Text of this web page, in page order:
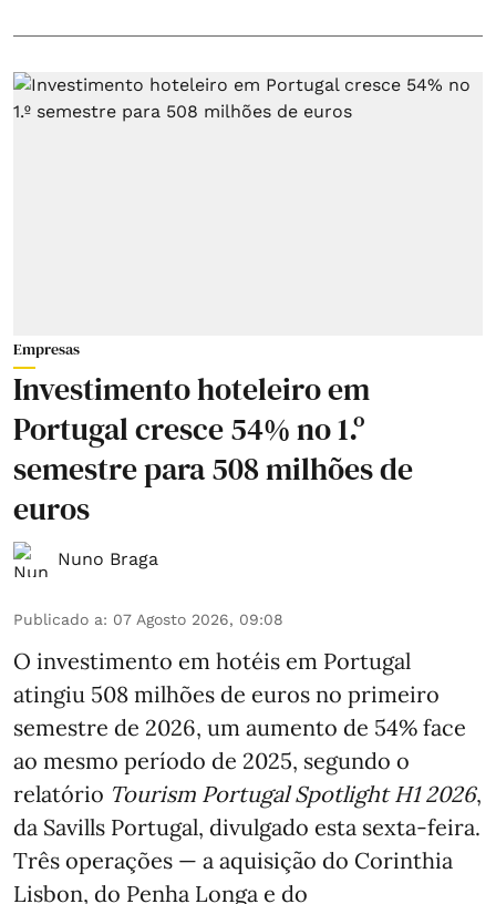
Empresas
Investimento hoteleiro em
Portugal cresce 54% no 1.º
semestre para 508 milhões de
euros
Nuno Braga
Publicado a: 07 Agosto 2026, 09:08
O investimento em hotéis em Portugal
atingiu 508 milhões de euros no primeiro
semestre de 2026, um aumento de 54% face
ao mesmo período de 2025, segundo o
relatório Tourism Portugal Spotlight H1 2026,
da Savills Portugal, divulgado esta sexta-feira.
Três operações — a aquisição do Corinthia
Lisbon, do Penha Longa e do